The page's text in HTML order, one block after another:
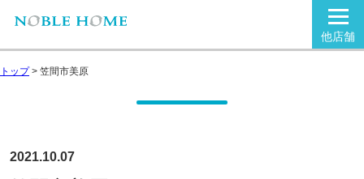
他店舗
トップ> 笠間市美原
2021.10.07